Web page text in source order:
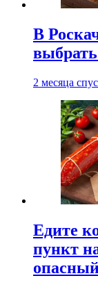
В
2 месяца
Едите
пункт